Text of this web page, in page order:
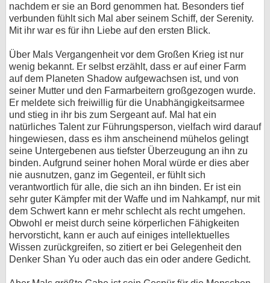
nachdem er sie an Bord genommen hat. Besonders tief
verbunden fühlt sich Mal aber seinem Schiff, der Serenity.
Mit ihr war es für ihn Liebe auf den ersten Blick.
Über Mals Vergangenheit vor dem Großen Krieg ist nur
wenig bekannt. Er selbst erzählt, dass er auf einer Farm
auf dem Planeten Shadow aufgewachsen ist, und von
seiner Mutter und den Farmarbeitern großgezogen wurde.
Er meldete sich freiwillig für die Unabhängigkeitsarmee
und stieg in ihr bis zum Sergeant auf. Mal hat ein
natürliches Talent zur Führungsperson, vielfach wird darauf
hingewiesen, dass es ihm anscheinend mühelos gelingt
seine Untergebenen aus tiefster Überzeugung an ihn zu
binden. Aufgrund seiner hohen Moral würde er dies aber
nie ausnutzen, ganz im Gegenteil, er fühlt sich
verantwortlich für alle, die sich an ihn binden. Er ist ein
sehr guter Kämpfer mit der Waffe und im Nahkampf, nur mit
dem Schwert kann er mehr schlecht als recht umgehen.
Obwohl er meist durch seine körperlichen Fähigkeiten
hervorsticht, kann er auch auf einiges intellektuelles
Wissen zurückgreifen, so zitiert er bei Gelegenheit den
Denker Shan Yu oder auch das ein oder andere Gedicht.